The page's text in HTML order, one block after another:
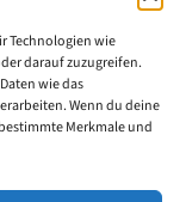
Technologien wie
darauf zuzugreifen.
wie das
Wenn du deine
Merkmale und
Informationen
Impressum
Datenschutz
AGB